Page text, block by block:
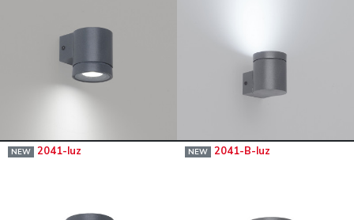
NEW 2041-luz NEW 2041-B-luz